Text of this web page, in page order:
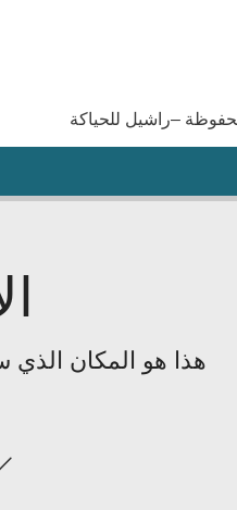
–راشيل للحياكة
هذا هو المكان الذي